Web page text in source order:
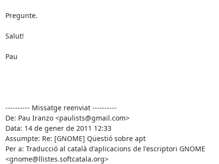
Pregunte.
Salut!
Pau
---------- Missatge reenviat ----------
De: Pau Iranzo <paulists@gmail.com>
Data: 14 de gener de 2011 12:33
Assumpte: Re: [GNOME] Qüestió sobre apt
Per a: Traducció al català d'aplicacions de l'escriptori GNOME
<gnome@llistes.softcatala.org>